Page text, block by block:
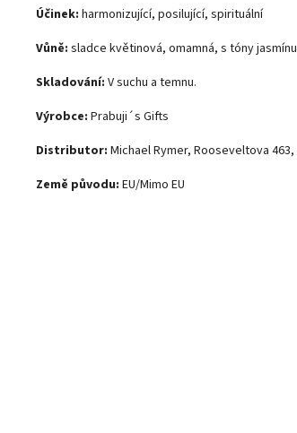
Účinek: harmonizující, posilující, spirituální
Vůně: sladce květinová, omamná, s tóny jasmínu
Skladování: V suchu a temnu.
Výrobce: Prabuji´s Gifts
Distributor: Michael Rymer, Rooseveltova
Země původu: EU/Mimo EU